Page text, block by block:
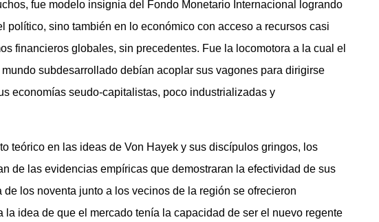
fue modelo insignia del Fondo Monetario Internacional logrando
político, sino también en lo económico con acceso a recursos casi
financieros globales, sin precedentes. Fue la locomotora a la cual el
subdesarrollado debían acoplar sus vagones para dirigirse
economías seudo-capitalistas, poco industrializadas y
teórico en las ideas de Von Hayek y sus discípulos gringos, los
de las evidencias empíricas que demostraran la efectividad de sus
los noventa junto a los vecinos de la región se ofrecieron
la idea de que el mercado tenía la capacidad de ser el nuevo regente